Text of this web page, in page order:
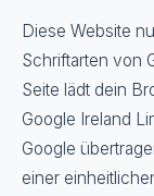
Diese Website
Schriftarten von
Seite lädt dein
Google Ireland
Google
einer